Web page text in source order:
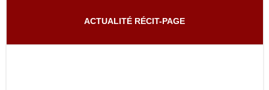
ACTUALITÉ RÉCIT-PAGE